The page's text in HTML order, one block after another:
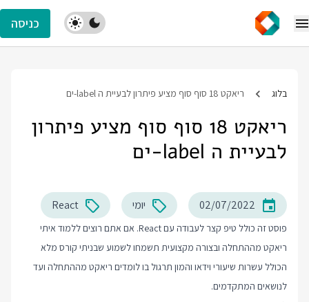
כניסה
בלוג ריאקט 18 סוף סוף מציע פיתרון לבעיית ה label-ים
ריאקט 18 סוף סוף מציע פיתרון
לבעיית ה label-ים
02/07/2022 יומי React
פוסט זה כולל טיפ קצר לעבודה עם React. אם אתם רוצים ללמוד איתי
ריאקט מההתחלה ובצורה מקצועית תשמחו לשמוע שבניתי קורס מלא
הכולל עשרות שיעורי וידאו והמון תרגול בו לומדים ריאקט מההתחלה ועד
לנושאים המתקדמים.